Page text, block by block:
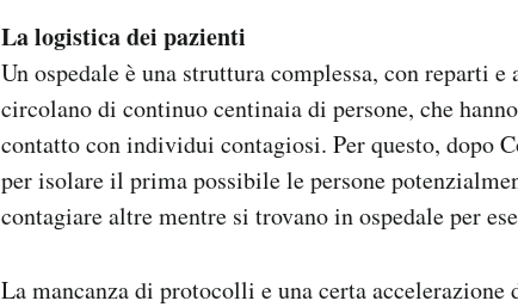
La logistica dei pazienti
Un ospedale è una struttura complessa, con reparti
circolano di continuo centinaia di persone, che
contatto con individui contagiosi. Per questo, dopo
per isolare il prima possibile le persone
contagiare altre mentre si trovano in ospedale per
La mancanza di protocolli e una certa